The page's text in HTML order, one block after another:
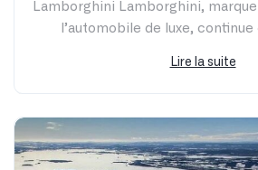
Lamborghini Lamborghini,
l’automobile de luxe, continue
Lire la suite